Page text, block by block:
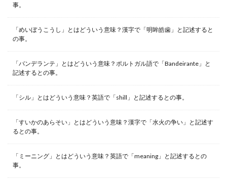
事。
「めいぼうこうし」とはどういう意味？漢字で「明眸皓歯」と記述すると
の事。
「バンデランテ」とはどういう意味？ポルトガル語で「Bandeirante」と
記述するとの事。
「シル」とはどういう意味？英語で「shill」と記述するとの事。
「すいかのあらそい」とはどういう意味？漢字で「水火の争い」と記述す
るとの事。
「ミーニング」とはどういう意味？英語で「meaning」と記述するとの
事。